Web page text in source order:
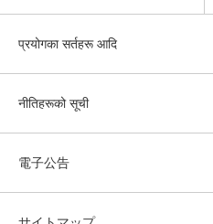
प्रयोगका सर्तहरू आदि
नीतिहरूको सूची
電子公告